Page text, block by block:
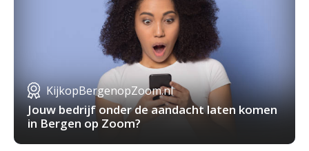
KijkopBergenopZoom.nl
Jouw bedrijf onder de aandacht laten komen
in Bergen op Zoom?